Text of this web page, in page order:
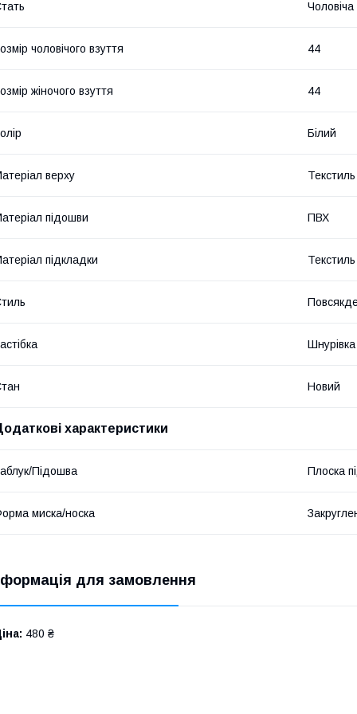
Чоловіча
чоловічого взуття 44
жіночого взуття 44
Білий
верху Текстиль
підошви ПВХ
підкладки Текстиль
Шнурівка
Новий
характеристики
Підошва Плоска
миска/носка
для замовлення
480 ₴